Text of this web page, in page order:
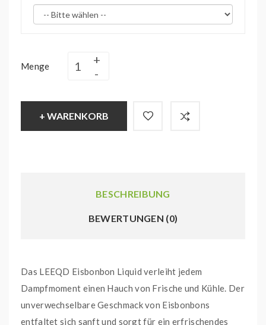
Menge
+ WARENKORB
BESCHREIBUNG
BEWERTUNGEN (0)
Das LEEQD Eisbonbon Liquid verleiht jedem
Dampfmoment einen Hauch von Frische und Kühle. Der
unverwechselbare Geschmack von Eisbonbons
entfaltet sich sanft und sorgt für ein erfrischendes